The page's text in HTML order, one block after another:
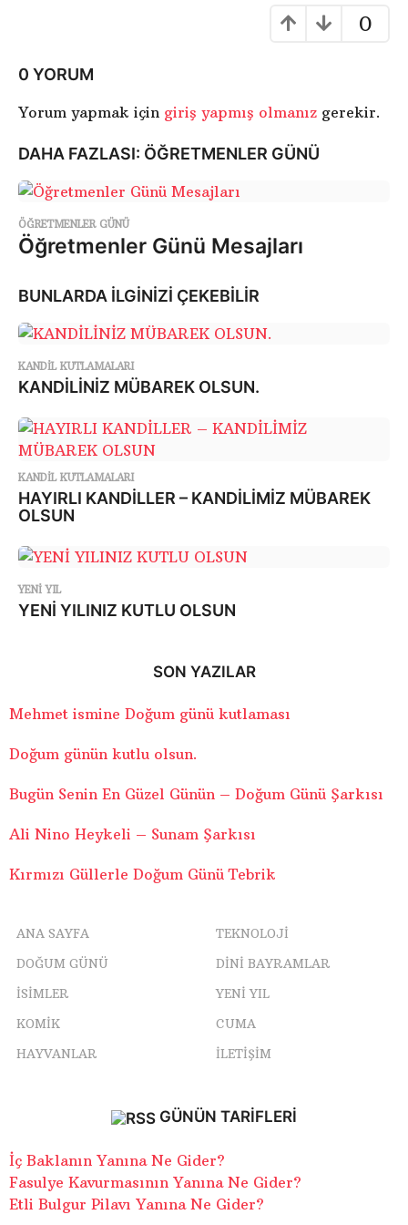
0
0 YORUM
Yorum yapmak için giriş yapmış olmanız gerekir.
DAHA FAZLASI: ÖĞRETMENLER GÜNÜ
ÖĞRETMENLER GÜNÜ
Öğretmenler Günü Mesajları
BUNLARDA İLGİNİZİ ÇEKEBİLİR
KANDIL KUTLAMALARI
KANDİLİNİZ MÜBAREK OLSUN.
KANDIL KUTLAMALARI
HAYIRLI KANDİLLER – KANDİLİMİZ MÜBAREK
OLSUN
YENI YIL
YENİ YILINIZ KUTLU OLSUN
SON YAZILAR
Mehmet ismine Doğum günü kutlaması
Doğum günün kutlu olsun.
Bugün Senin En Güzel Günün – Doğum Günü Şarkısı
Ali Nino Heykeli – Sunam Şarkısı
Kırmızı Güllerle Doğum Günü Tebrik
ANA SAYFA
DOĞUM GÜNÜ
ISIMLER
KOMIK
HAYVANLAR
TEKNOLOJI
DINI BAYRAMLAR
YENI YIL
CUMA
İLETIŞIM
GÜNÜN TARIFLERI
İç Baklanın Yanına Ne Gider?
Fasulye Kavurmasının Yanına Ne Gider?
Etli Bulgur Pilavı Yanına Ne Gider?